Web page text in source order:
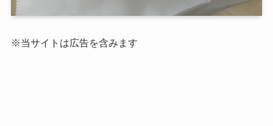
※当サイトは広告を含みます